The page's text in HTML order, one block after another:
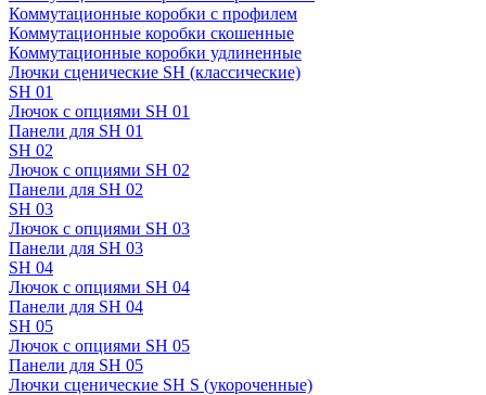
Коммутационные коробки с профилем
Коммутационные коробки скошенные
Коммутационные коробки удлиненные
Лючки сценические SH (классические)
SH 01
Лючок с опциями SH 01
Панели для SH 01
SH 02
Лючок с опциями SH 02
Панели для SH 02
SH 03
Лючок с опциями SH 03
Панели для SH 03
SH 04
Лючок с опциями SH 04
Панели для SH 04
SH 05
Лючок с опциями SH 05
Панели для SH 05
Лючки сценические SH S (укороченные)